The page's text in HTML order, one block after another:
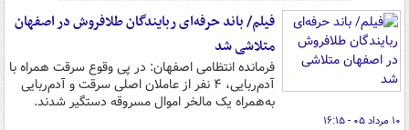
فیلم/ باند حرفه‌ای ربایندگان طلافروش در اصفهان
متلاشی شد
فرمانده انتظامی اصفهان: در پی وقوع سرقت همراه با
آدم‌ربایی، ۴ نفر از عاملان اصلی سرقت و آدم‌ربایی
به‌همراه یک مالخر اموال مسروقه دستگیر شدند.
۱۰ مرداد ۰۵ - ۱۶:۱۵